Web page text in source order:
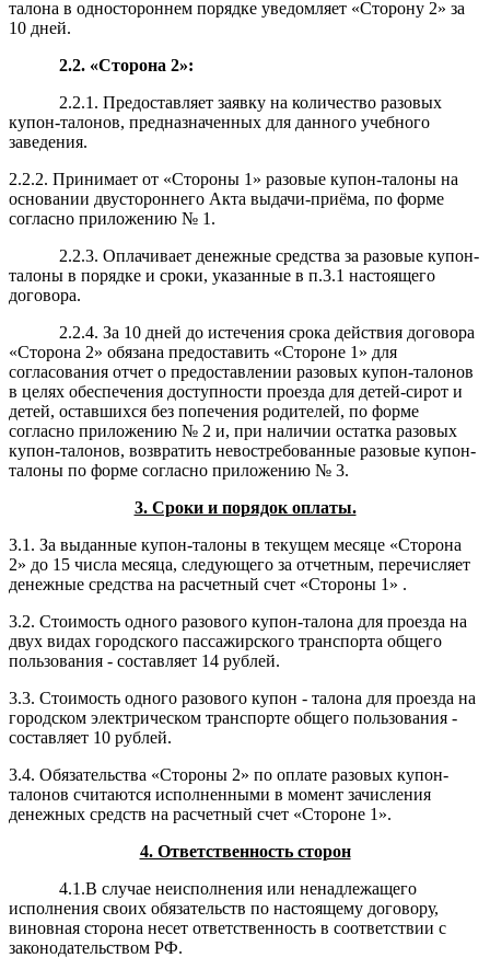
талона в одностороннем порядке уведомляет «Сторону 2» за
10 дней.
2.2. «Сторона 2»:
2.2.1.Предоставляет заявку на количество разовых
купон-талонов, предназначенных для данного учебного
заведения.
2.2.2. Принимает от «Стороны 1» разовые купон-талоны на
основании двустороннего Акта выдачи-приёма, по форме
согласно приложению № 1.
2.2.3. Оплачивает денежные средства за разовые купон-
талоны в порядке и сроки, указанные в п.3.1 настоящего
договора.
2.2.4. За 10 дней до истечения срока действия договора
«Сторона 2» обязана предоставить «Стороне 1» для
согласования отчет о предоставлении разовых купон-талонов
в целях обеспечения доступности проезда для детей-сирот и
детей, оставшихся без попечения родителей, по форме
согласно приложению № 2 и, при наличии остатка разовых
купон-талонов, возвратить невостребованные разовые купон-
талоны по форме согласно приложению № 3.
3. Сроки и порядок оплаты.
3.1. За выданные купон-талоны в текущем месяце «Сторона
2» до 15 числа месяца, следующего за отчетным, перечисляет
денежные средства на расчетный счет «Стороны 1» .
3.2. Стоимость одного разового купон-талона для проезда на
двух видах городского пассажирского транспорта общего
пользования - составляет 14 рублей.
3.3. Стоимость одного разового купон - талона для проезда на
городском электрическом транспорте общего пользования -
составляет 10 рублей.
3.4. Обязательства «Стороны 2» по оплате разовых купон-
талонов считаются исполненными в момент зачисления
денежных средств на расчетный счет «Стороне 1».
4. Ответственность сторон
4.1.В случае неисполнения или ненадлежащего
исполнения своих обязательств по настоящему договору,
виновная сторона несет ответственность в соответствии с
законодательством РФ.